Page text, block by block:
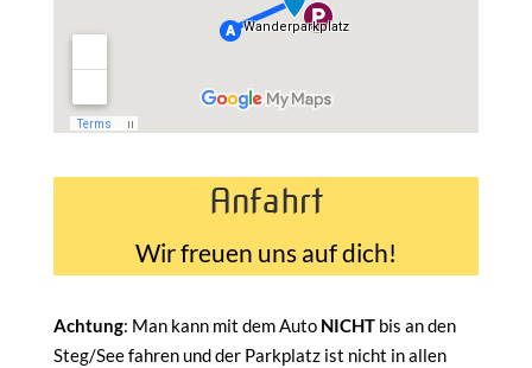
Anfahrt
Wir freuen uns auf dich!
Achtung: Man kann mit dem Auto NICHT bis an den
Steg/See fahren und der Parkplatz ist nicht in allen